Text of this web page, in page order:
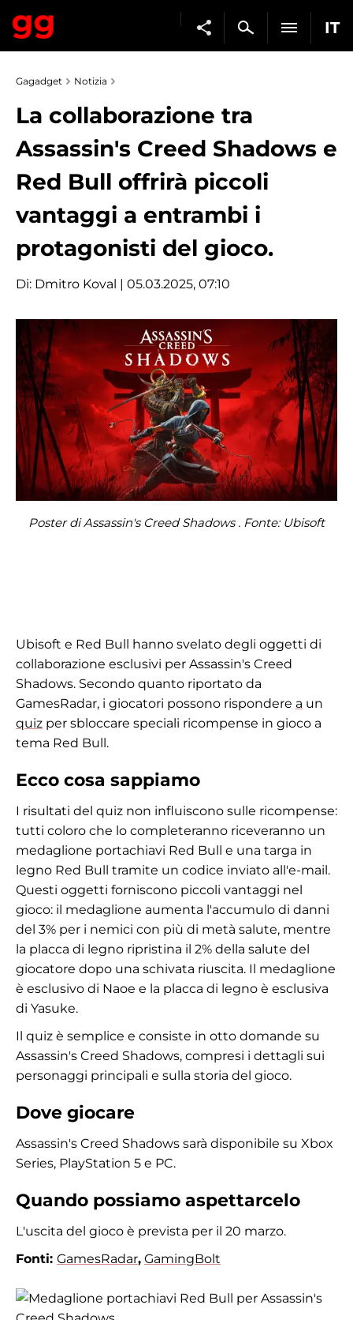
IT
Gagadget Notizia
La collaborazione tra
Assassin's Creed Shadows e
Red Bull offrirà piccoli
vantaggi a entrambi i
protagonisti del gioco.
Di: Dmitro Koval | 05.03.2025, 07:10
Poster di Assassin's Creed Shadows . Fonte: Ubisoft
Ubisoft e Red Bull hanno svelato degli oggetti di
collaborazione esclusivi per Assassin's Creed
Shadows. Secondo quanto riportato da
GamesRadar, i giocatori possono rispondere a un
quiz per sbloccare speciali ricompense in gioco a
tema Red Bull.
Ecco cosa sappiamo
I risultati del quiz non influiscono sulle ricompense:
tutti coloro che lo completeranno riceveranno un
medaglione portachiavi Red Bull e una targa in
legno Red Bull tramite un codice inviato all'e-mail.
Questi oggetti forniscono piccoli vantaggi nel
gioco: il medaglione aumenta l'accumulo di danni
del 3% per i nemici con più di metà salute, mentre
la placca di legno ripristina il 2% della salute del
giocatore dopo una schivata riuscita. Il medaglione
è esclusivo di Naoe e la placca di legno è esclusiva
di Yasuke.
Il quiz è semplice e consiste in otto domande su
Assassin's Creed Shadows, compresi i dettagli sui
personaggi principali e sulla storia del gioco.
Dove giocare
Assassin's Creed Shadows sarà disponibile su Xbox
Series, PlayStation 5 e PC.
Quando possiamo aspettarcelo
L'uscita del gioco è prevista per il 20 marzo.
Fonti: GamesRadar, GamingBolt